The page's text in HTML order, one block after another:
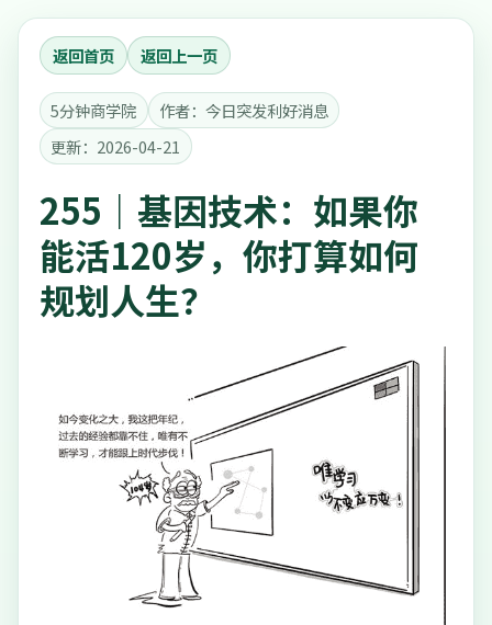
返回首页 返回上一页
5分钟商学院
作者：今日突发利好消息
更新：2026-04-21
255｜基因技术：如果你
能活120岁，你打算如何
规划人生？